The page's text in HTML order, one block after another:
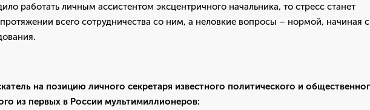
работать личным ассистентом эксцентричного начальника, то стресс станет
всего сотрудничества со ним, а неловкие вопросы – нормой, начиная с
на позицию личного секретаря известного политического и
из первых в России мультимиллионеров: